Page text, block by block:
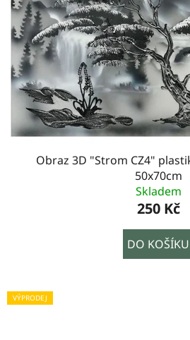
Obraz 3D "Strom CZ4"
50x70cm
Skladem
250 Kč
DO KOŠÍKU
VÝPRODEJ